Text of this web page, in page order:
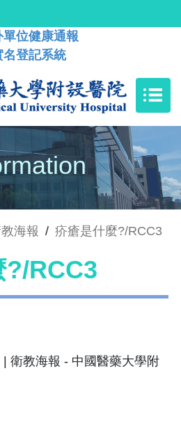
單位健康通報
名登記系統
海報 / 疥瘡是什麼?/RCC3
?/RCC3